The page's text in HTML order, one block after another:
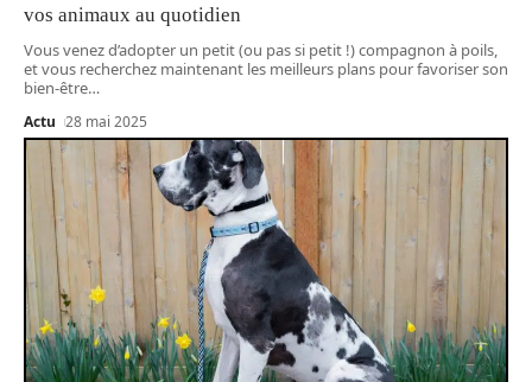
vos animaux au quotidien
Vous venez d’adopter un petit (ou pas si petit !) compagnon à poils,
et vous recherchez maintenant les meilleurs plans pour favoriser son
bien-être…
Actu 28 mai 2025